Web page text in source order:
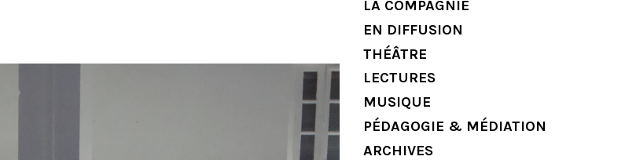
LA COMPAGNIE
EN DIFFUSION
THÉÂTRE
LECTURES
MUSIQUE
PÉDAGOGIE & MÉDIATION
ARCHIVES